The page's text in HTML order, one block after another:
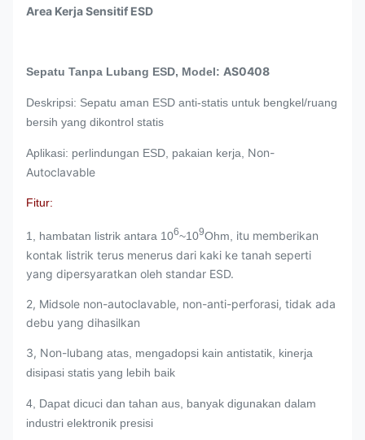
Area Kerja Sensitif ESD
Sepatu Tanpa Lubang ESD, Model: AS0408
Deskripsi: Sepatu aman ESD anti-statis untuk bengkel/ruang
bersih yang dikontrol statis
Aplikasi: perlindungan ESD, pakaian kerja, Non-
Autoclavable
Fitur:
1, hambatan listrik antara 106~109Ohm, itu memberikan
kontak listrik terus menerus dari kaki ke tanah seperti
yang dipersyaratkan oleh standar ESD.
2, Midsole non-autoclavable, non-anti-perforasi, tidak ada
debu yang dihasilkan
3, Non-lubang atas, mengadopsi kain antistatik, kinerja
disipasi statis yang lebih baik
4, Dapat dicuci dan tahan aus, banyak digunakan dalam
industri elektronik presisi